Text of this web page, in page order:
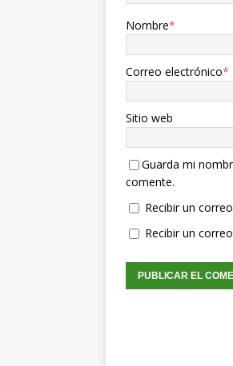
Nombre*
Correo electrónico*
Sitio web
Guarda mi
comente.
Recibir un
Recibir un